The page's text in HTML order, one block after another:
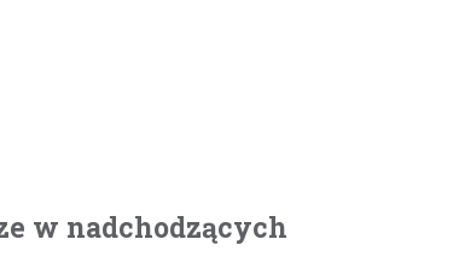
w nadchodzących